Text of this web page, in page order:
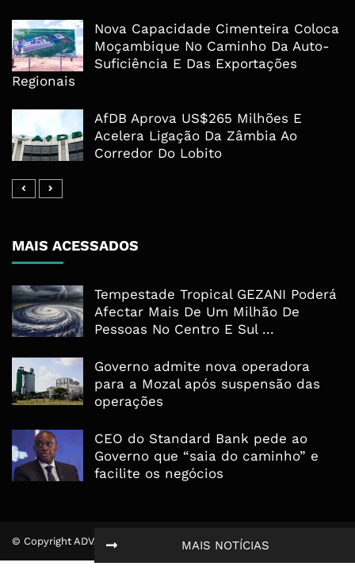
MAIS NOTÍCIAS
Nova Capacidade Cimenteira Coloca
Moçambique No Caminho Da Auto-
Suficiência E Das Exportações
Regionais
AfDB Aprova US$265 Milhões E
Acelera Ligação Da Zâmbia Ao
Corredor Do Lobito
MAIS ACESSADOS
Tempestade Tropical GEZANI Poderá
Afectar Mais De Um Milhão De
Pessoas No Centro E Sul ...
Governo admite nova operadora
para a Mozal após suspensão das
operações
CEO do Standard Bank pede ao
Governo que “saia do caminho” e
facilite os negócios
© Copyright ADVALUE. Todos Direitos Reservados.